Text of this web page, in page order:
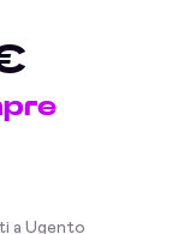
a Ugento